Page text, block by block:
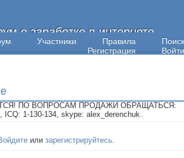
о заработке в интернете
Участники Правила
Поиск
Регистрация
Войти
ПО ВОПРОСАМ ПРОДАЖИ ОБРАЩАТЬСЯ:
ICQ: 1-130-134, skype: alex_derenchuk.
илизарегистрируйтесь